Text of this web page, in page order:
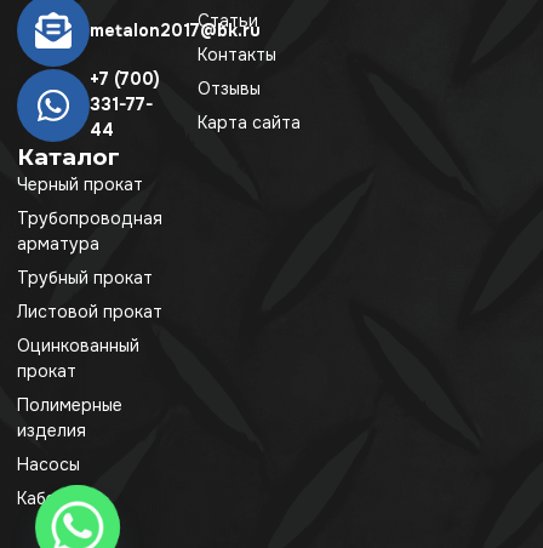
metalon2017@bk.ru
+7 (700)
331-77-
44
Каталог
Черный прокат
Трубопроводная
арматура
Трубный прокат
Листовой прокат
Оцинкованный
прокат
Полимерные
изделия
Насосы
Кабель
Статьи
Контакты
Отзывы
Карта сайта